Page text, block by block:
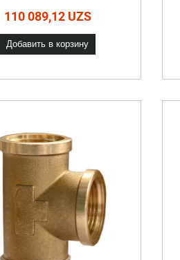
110 089,12 UZS
Добавить в корзину